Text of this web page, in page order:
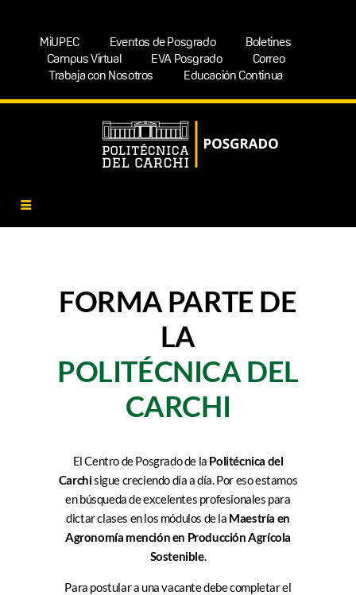
MiUPEC Eventos de Posgrado
Boletines
Campus Virtual
EVA Posgrado
Correo
Trabaja con Nosotros
Educación Continua
FORMA PARTE DE
LA
POLITÉCNICA DEL
CARCHI
El Centro de Posgrado de la Politécnica del
Carchisigue creciendo día a día. Por eso estamos
en búsqueda de excelentes profesionales para
dictar clases en los módulos de la Maestría en
Agronomía mención en Producción Agrícola
Sostenible.
Para postular a una vacante debe completar el